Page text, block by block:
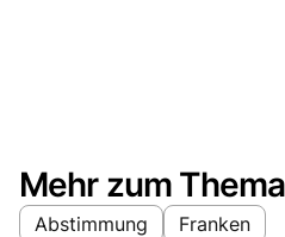
Mehr zum
Abstimmung Franken